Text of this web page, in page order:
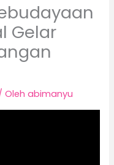
Gelar
Olehabimanyu